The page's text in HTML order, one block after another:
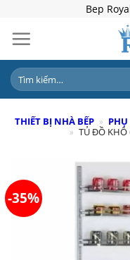
content
Bep
Tìm
kiếm:
THIẾT BỊ NHÀ BẾP » PHỤ
» TỦ ĐỒ KHÔ
-35%